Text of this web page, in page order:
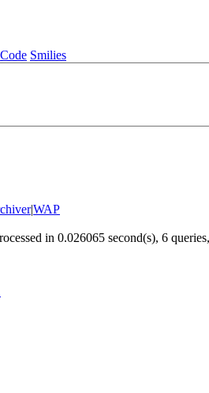
Code Smilies
|WAP
in 0.026065 second(s), 6